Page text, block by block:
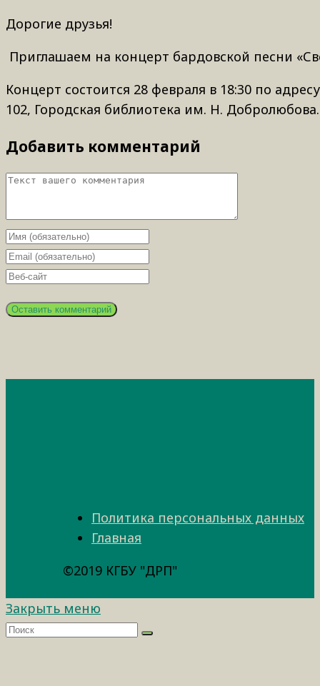
Дорогие друзья!
Приглашаем на концерт бардовской песни
Концерт состоится 28 февраля в 18:30 по
102, Городская библиотека им. Н. Добролюбова.
Добавить комментарий
Политика персональных данных
Главная
©2019 КГБУ "ДРП"
Закрыть меню